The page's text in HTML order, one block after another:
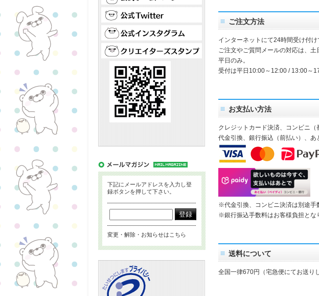
ご注文方法
インターネットにて24時間受け付け
ご注文やご質問メールの対応は、土
平日のみ。
受付は平日10:00～12:00 / 13:00～
お支払い方法
クレジットカード決済、コンビニ（
代金引換、銀行振込（前払い）、あ
※代金引換、コンビニ決済は別途手
※銀行振込手数料はお客様負担とな
送料について
全国一律670円（宅急便にてお送り
下記にメールアドレスを入力し登
録ボタンを押して下さい。
変更・解除・お知らせはこちら